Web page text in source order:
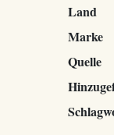
Land
Marke
Quelle